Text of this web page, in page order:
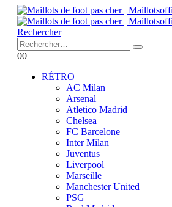
Rechercher
00
RÉTRO
AC Milan
Arsenal
Atletico Madrid
Chelsea
FC Barcelone
Inter Milan
Juventus
Liverpool
Marseille
Manchester United
PSG